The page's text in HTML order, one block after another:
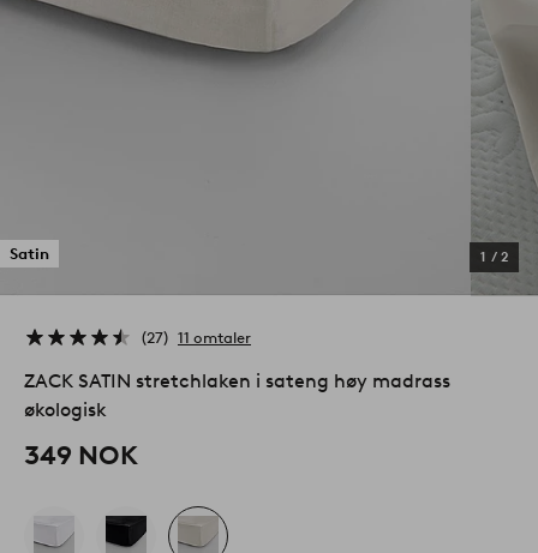
Satin 1 / 2
27 11 omtaler
ZACK SATIN stretchlaken i sateng høy madrass
økologisk
349 NOK